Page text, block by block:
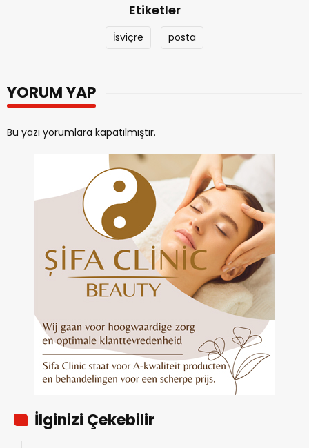
Etiketler
İsviçre posta
YORUM YAP
Bu yazı yorumlara kapatılmıştır.
İlginizi Çekebilir